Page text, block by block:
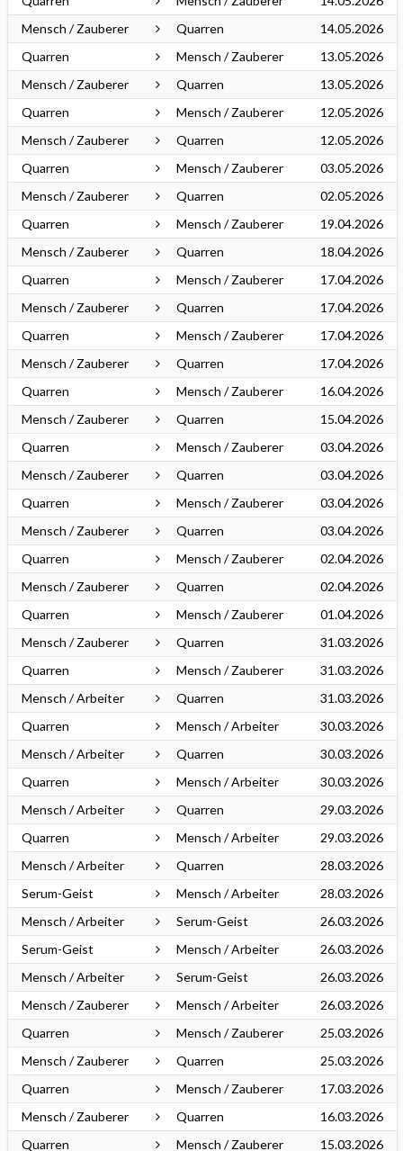
Mensch / Zauberer
Quarren
14.05.2026
Quarren
Mensch / Zauberer
13.05.2026
Mensch / Zauberer
Quarren
13.05.2026
Quarren
Mensch / Zauberer
12.05.2026
Mensch / Zauberer
Quarren
12.05.2026
Quarren
Mensch / Zauberer
03.05.2026
Mensch / Zauberer
Quarren
02.05.2026
Quarren
Mensch / Zauberer
19.04.2026
Mensch / Zauberer
Quarren
18.04.2026
Quarren
Mensch / Zauberer
17.04.2026
Mensch / Zauberer
Quarren
17.04.2026
Quarren
Mensch / Zauberer
17.04.2026
Mensch / Zauberer
Quarren
17.04.2026
Quarren
Mensch / Zauberer
16.04.2026
Mensch / Zauberer
Quarren
15.04.2026
Quarren
Mensch / Zauberer
03.04.2026
Mensch / Zauberer
Quarren
03.04.2026
Quarren
Mensch / Zauberer
03.04.2026
Mensch / Zauberer
Quarren
03.04.2026
Quarren
Mensch / Zauberer
02.04.2026
Mensch / Zauberer
Quarren
02.04.2026
Quarren
Mensch / Zauberer
01.04.2026
Mensch / Zauberer
Quarren
31.03.2026
Quarren
Mensch / Zauberer
31.03.2026
Mensch / Arbeiter
Quarren
31.03.2026
Quarren
Mensch / Arbeiter
30.03.2026
Mensch / Arbeiter
Quarren
30.03.2026
Quarren
Mensch / Arbeiter
30.03.2026
Mensch / Arbeiter
Quarren
29.03.2026
Quarren
Mensch / Arbeiter
29.03.2026
Mensch / Arbeiter
Quarren
28.03.2026
Serum-Geist
Mensch / Arbeiter
28.03.2026
Mensch / Arbeiter
Serum-Geist
26.03.2026
Serum-Geist
Mensch / Arbeiter
26.03.2026
Mensch / Arbeiter
Serum-Geist
26.03.2026
Mensch / Zauberer
Mensch / Arbeiter
26.03.2026
Quarren
Mensch / Zauberer
25.03.2026
Mensch / Zauberer
Quarren
25.03.2026
Quarren
Mensch / Zauberer
17.03.2026
Mensch / Zauberer
Quarren
16.03.2026
Quarren
Mensch / Zauberer 15.03.2026